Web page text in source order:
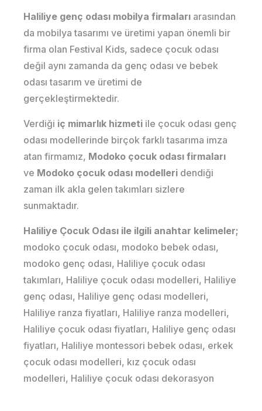
Haliliye genç odası mobilya firmaları arasından
da mobilya tasarımı ve üretimi yapan önemli bir
firma olan Festival Kids, sadece çocuk odası
değil aynı zamanda da genç odası ve bebek
odası tasarım ve üretimi de
gerçekleştirmektedir.
Verdiği iç mimarlık hizmeti ile çocuk odası genç
odası modellerinde birçok farklı tasarıma imza
atan firmamız, Modoko çocuk odası firmaları
ve Modoko çocuk odası modelleri dendiği
zaman ilk akla gelen takımları sizlere
sunmaktadır.
Haliliye Çocuk Odası ile ilgili anahtar kelimeler;
modoko çocuk odası, modoko bebek odası,
modoko genç odası, Haliliye çocuk odası
takımları, Haliliye çocuk odası modelleri, Haliliye
genç odası, Haliliye genç odası modelleri,
Haliliye ranza fiyatları, Haliliye ranza modelleri,
Haliliye çocuk odası fiyatları, Haliliye genç odası
fiyatları, Haliliye montessori bebek odası, erkek
çocuk odası modelleri, kız çocuk odası
modelleri, Haliliye çocuk odası dekorasyon